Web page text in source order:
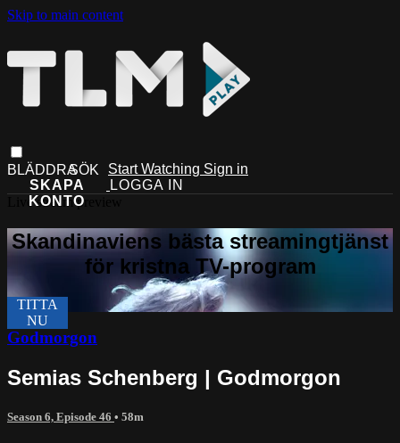
Skip to main content
Start Watching Sign in
Live stream preview
Godmorgon
Semias Schenberg | Godmorgon
Season 6, Episode 46 • 58m